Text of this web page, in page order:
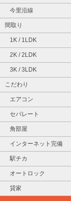
今里沿線
間取り
1K / 1LDK
2K / 2LDK
3K / 3LDK
こだわり
エアコン
セパレート
角部屋
インターネット完備
駅チカ
オートロック
貸家